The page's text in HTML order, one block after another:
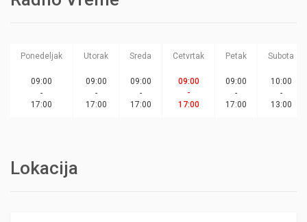
Ponedeljak Utorak Sreda Cetvrtak Petak Subota
09:00
-
17:00
09:00
-
17:00
09:00
-
17:00
09:00
-
17:00
09:00
-
17:00
10:00
-
13:00
Lokacija